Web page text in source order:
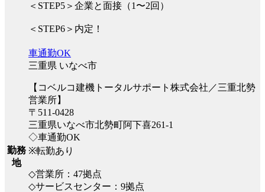
＜STEP5＞企業と面接（1〜2回）
＜STEP6＞内定！
勤務
地
車通勤OK
三重県 いなべ市
【コベルコ建機トータルサポート株式会社／三重北勢
営業所】
〒511-0428
三重県いなべ市北勢町阿下喜261-1
◇車通勤OK
※転勤あり
◇営業所：47拠点
◇サービスセンター：9拠点